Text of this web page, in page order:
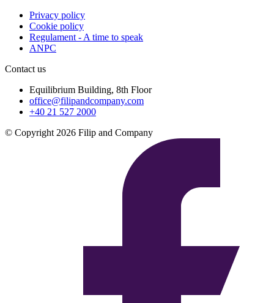
Privacy policy
Cookie policy
Regulament - A time to speak
ANPC
Contact us
Equilibrium Building, 8th Floor
office@filipandcompany.com
+40 21 527 2000
© Copyright 2026 Filip and Company